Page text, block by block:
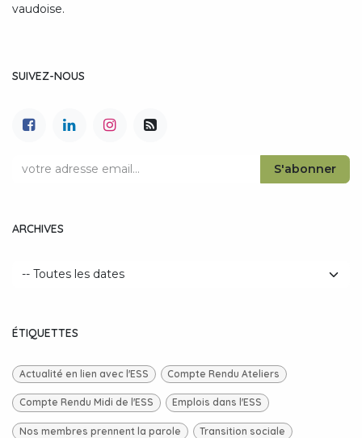
vaudoise.
SUIVEZ-NOUS
S'abonner
ARCHIVES
ÉTIQUETTES
Actualité en lien avec l'ESS Compte Rendu Ateliers
Compte Rendu Midi de l'ESS Emplois dans l'ESS
Nos membres prennent la parole Transition sociale